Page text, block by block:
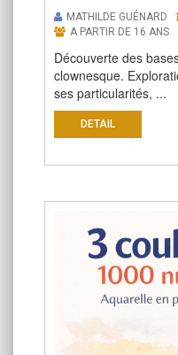
MATHILDE GUÉNARD
A PARTIR DE 16 ANS
Découverte des
clownesque.
ses particularités, ...
DETAIL